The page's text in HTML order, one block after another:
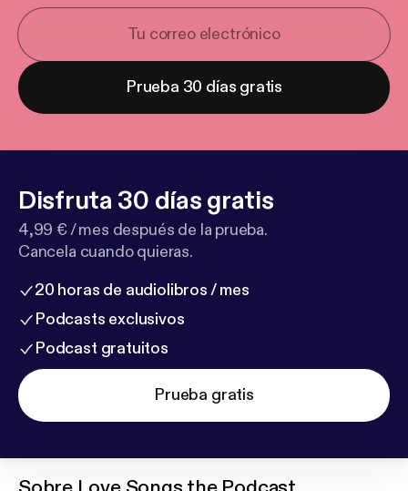
Prueba 30 días gratis
Disfruta 30 días gratis
4,99 € / mes después de la prueba.
Cancela cuando quieras.
20 horas de audiolibros / mes
Podcasts exclusivos
Podcast gratuitos
Prueba gratis